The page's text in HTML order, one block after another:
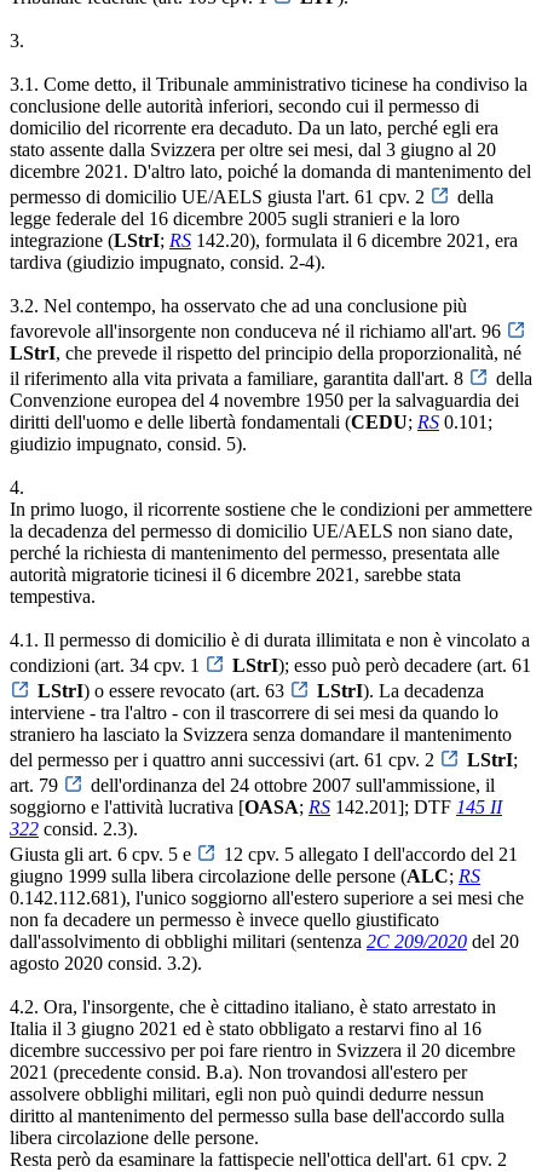
3.
3.1. Come detto, il Tribunale amministrativo ticinese ha condiviso la
conclusione delle autorità inferiori, secondo cui il permesso di
domicilio del ricorrente era decaduto. Da un lato, perché egli era
stato assente dalla Svizzera per oltre sei mesi, dal 3 giugno al 20
dicembre 2021. D'altro lato, poiché la domanda di mantenimento del
permesso di domicilio UE/AELS giusta l'art. 61 cpv. 2
della
legge federale del 16 dicembre 2005 sugli stranieri e la loro
integrazione (LStrI; RS 142.20), formulata il 6 dicembre 2021, era
tardiva (giudizio impugnato, consid. 2-4).
3.2. Nel contempo, ha osservato che ad una conclusione più
favorevole all'insorgente non conduceva né il richiamo all'art. 96
LStrI, che prevede il rispetto del principio della proporzionalità, né
il riferimento alla vita privata a familiare, garantita dall'art. 8
della
Convenzione europea del 4 novembre 1950 per la salvaguardia dei
diritti dell'uomo e delle libertà fondamentali (CEDU; RS 0.101;
giudizio impugnato, consid. 5).
4.
In primo luogo, il ricorrente sostiene che le condizioni per ammettere
la decadenza del permesso di domicilio UE/AELS non siano date,
perché la richiesta di mantenimento del permesso, presentata alle
autorità migratorie ticinesi il 6 dicembre 2021, sarebbe stata
tempestiva.
4.1. Il permesso di domicilio è di durata illimitata e non è vincolato a
condizioni (art. 34 cpv. 1
LStrI); esso può però decadere (art. 61
LStrI) o essere revocato (art. 63 LStrI). La decadenza
interviene - tra l'altro - con il trascorrere di sei mesi da quando lo
straniero ha lasciato la Svizzera senza domandare il mantenimento
del permesso per i quattro anni successivi (art. 61 cpv. 2
LStrI;
art. 79
dell'ordinanza del 24 ottobre 2007 sull'ammissione, il
soggiorno e l'attività lucrativa [OASA; RS 142.201]; DTF 145 II
322 consid. 2.3).
Giusta gli art. 6 cpv. 5 e
12 cpv. 5 allegato I dell'accordo del 21
giugno 1999 sulla libera circolazione delle persone (ALC; RS
0.142.112.681), l'unico soggiorno all'estero superiore a sei mesi che
non fa decadere un permesso è invece quello giustificato
dall'assolvimento di obblighi militari (sentenza 2C 209/2020 del 20
agosto 2020 consid. 3.2).
4.2. Ora, l'insorgente, che è cittadino italiano, è stato arrestato in
Italia il 3 giugno 2021 ed è stato obbligato a restarvi fino al 16
dicembre successivo per poi fare rientro in Svizzera il 20 dicembre
2021 (precedente consid. B.a). Non trovandosi all'estero per
assolvere obblighi militari, egli non può quindi dedurre nessun
diritto al mantenimento del permesso sulla base dell'accordo sulla
libera circolazione delle persone.
Resta però da esaminare la fattispecie nell'ottica dell'art. 61 cpv. 2